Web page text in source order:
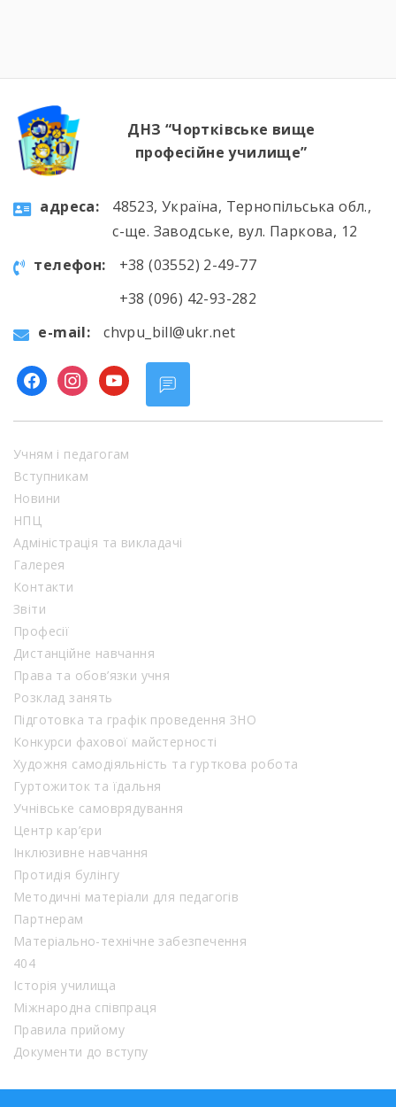
ДНЗ “Чортківське вище
професійне училище”
aдресa:
48523, Україна, Тернопільська обл.,
с-ще. Заводське, вул. Паркова, 12
телефон:
+38 (03552) 2-49-77
+38 (096) 42-93-282
e-mail:
chvpu_bill@ukr.net
facebookinstagram
youtube
Учням і педагогам
Вступникам
Новини
НПЦ
Адміністрація та викладачі
Галерея
Контакти
Звіти
Професії
Дистанційне навчання
Права та обов’язки учня
Розклад занять
Підготовка та графік проведення ЗНО
Конкурси фахової майстерності
Художня самодіяльність та гурткова робота
Гуртожиток та їдальня
Учнівське самоврядування
Центр кар’єри
Інклюзивне навчання
Протидія булінгу
Методичні матеріали для педагогів
Партнерам
Матеріально-технічне забезпечення
404
Історія училища
Міжнародна співпраця
Правила прийому
Документи до вступу